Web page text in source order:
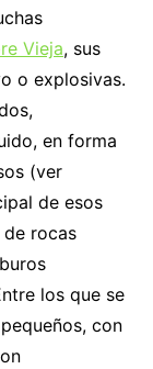
Vieja, sus
o explosivas.
en forma
(ver
de esos
rocas
los que se
con